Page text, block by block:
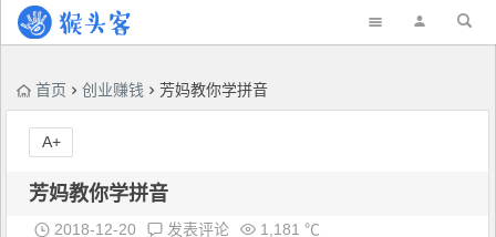
首页 创业赚钱 芳妈教你学拼音
芳妈教你学拼音
2018-12-20 发表评论 1,181 ℃
A+